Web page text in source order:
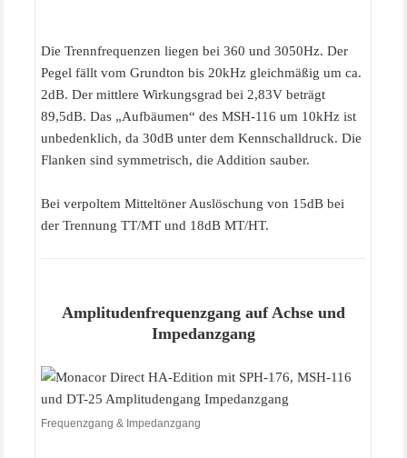
Die Trennfrequenzen liegen bei 360 und 3050Hz. Der
Pegel fällt vom Grundton bis 20kHz gleichmäßig um ca.
2dB. Der mittlere Wirkungsgrad bei 2,83V beträgt
89,5dB. Das „Aufbäumen“ des MSH-116 um 10kHz ist
unbedenklich, da 30dB unter dem Kennschalldruck. Die
Flanken sind symmetrisch, die Addition sauber.
Bei verpoltem Mitteltöner Auslöschung von 15dB bei
der Trennung TT/MT und 18dB MT/HT.
Amplitudenfrequenzgang auf Achse und
Impedanzgang
Frequenzgang & Impedanzgang